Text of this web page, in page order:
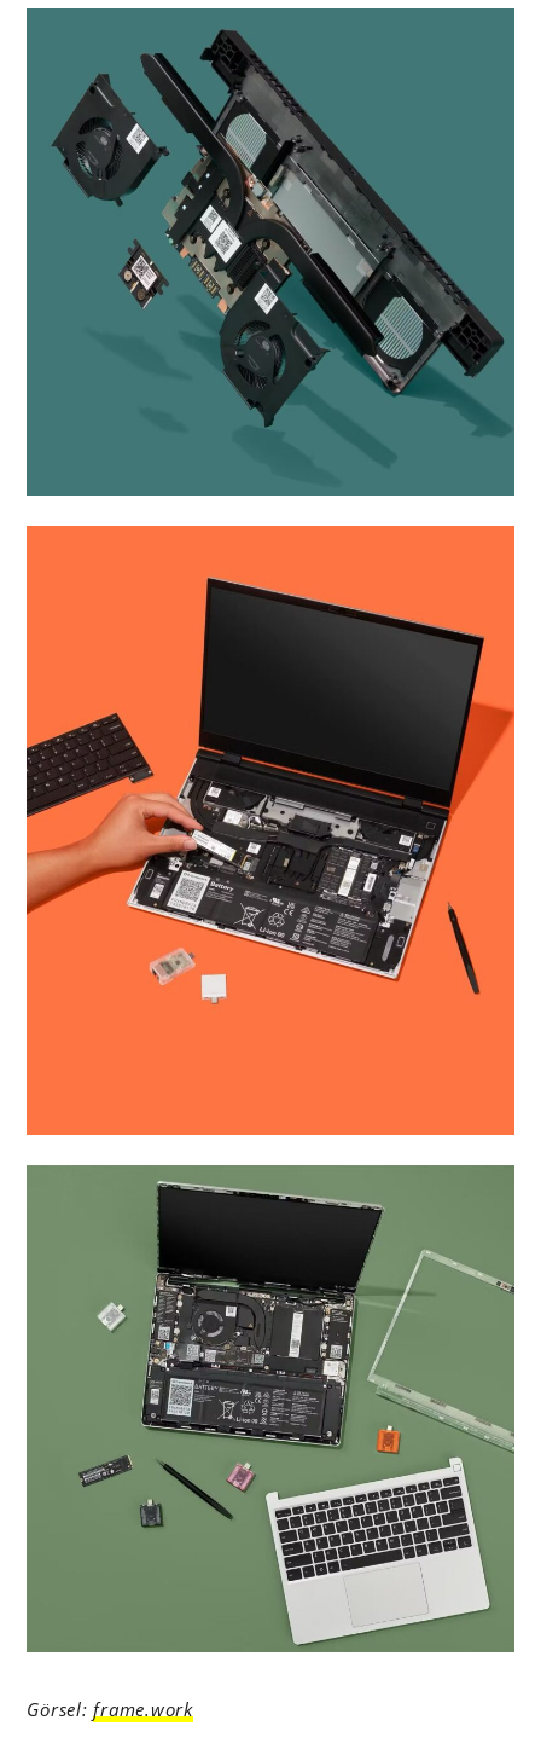
Görsel:frame.work